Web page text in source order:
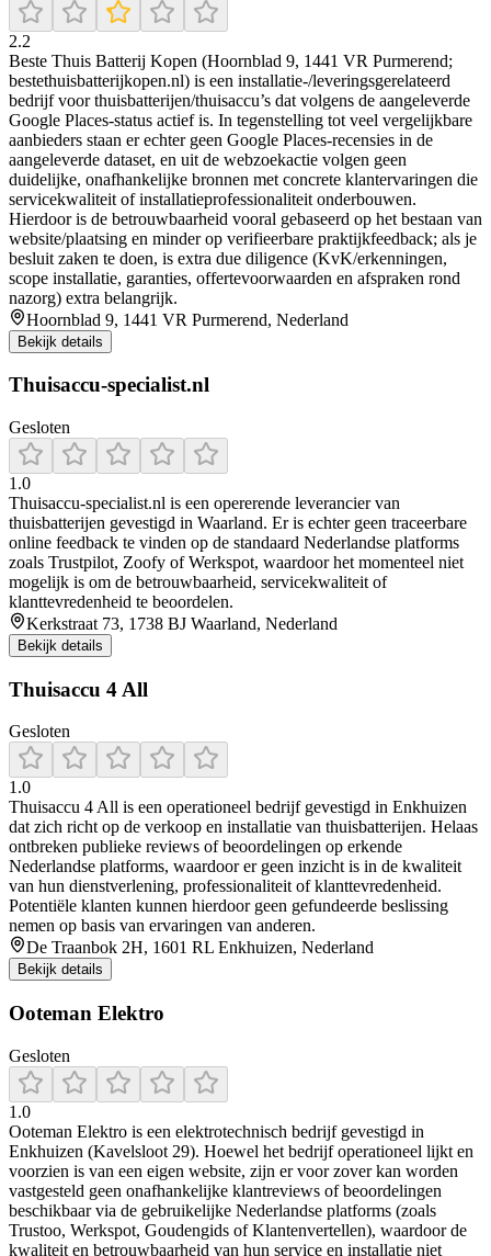
2.2
Beste Thuis Batterij Kopen (Hoornblad 9, 1441 VR Purmerend;
bestethuisbatterijkopen.nl) is een installatie-/leveringsgerelateerd
bedrijf voor thuisbatterijen/thuisaccu’s dat volgens de aangeleverde
Google Places-status actief is. In tegenstelling tot veel vergelijkbare
aanbieders staan er echter geen Google Places-recensies in de
aangeleverde dataset, en uit de webzoekactie volgen geen
duidelijke, onafhankelijke bronnen met concrete klantervaringen die
servicekwaliteit of installatieprofessionaliteit onderbouwen.
Hierdoor is de betrouwbaarheid vooral gebaseerd op het bestaan van
website/plaatsing en minder op verifieerbare praktijkfeedback; als je
besluit zaken te doen, is extra due diligence (KvK/erkenningen,
scope installatie, garanties, offertevoorwaarden en afspraken rond
nazorg) extra belangrijk.
Hoornblad 9, 1441 VR Purmerend, Nederland
Bekijk details
Thuisaccu-specialist.nl
Gesloten
1.0
Thuisaccu‑specialist.nl is een opererende leverancier van
thuisbatterijen gevestigd in Waarland. Er is echter geen traceerbare
online feedback te vinden op de standaard Nederlandse platforms
zoals Trustpilot, Zoofy of Werkspot, waardoor het momenteel niet
mogelijk is om de betrouwbaarheid, servicekwaliteit of
klanttevredenheid te beoordelen.
Kerkstraat 73, 1738 BJ Waarland, Nederland
Bekijk details
Thuisaccu 4 All
Gesloten
1.0
Thuisaccu 4 All is een operationeel bedrijf gevestigd in Enkhuizen
dat zich richt op de verkoop en installatie van thuisbatterijen. Helaas
ontbreken publieke reviews of beoordelingen op erkende
Nederlandse platforms, waardoor er geen inzicht is in de kwaliteit
van hun dienstverlening, professionaliteit of klanttevredenheid.
Potentiële klanten kunnen hierdoor geen gefundeerde beslissing
nemen op basis van ervaringen van anderen.
De Traanbok 2H, 1601 RL Enkhuizen, Nederland
Bekijk details
Ooteman Elektro
Gesloten
1.0
Ooteman Elektro is een elektrotechnisch bedrijf gevestigd in
Enkhuizen (Kavelsloot 29). Hoewel het bedrijf operationeel lijkt en
voorzien is van een eigen website, zijn er voor zover kan worden
vastgesteld geen onafhankelijke klantreviews of beoordelingen
beschikbaar via de gebruikelijke Nederlandse platforms (zoals
Trustoo, Werkspot, Goudengids of Klantenvertellen), waardoor de
kwaliteit en betrouwbaarheid van hun service en installatie niet